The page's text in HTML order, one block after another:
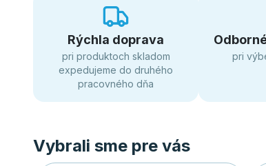
Rýchla doprava
pri produktoch skladom
expedujeme do druhého
pracovného dňa
pri
Vybrali sme pre vás